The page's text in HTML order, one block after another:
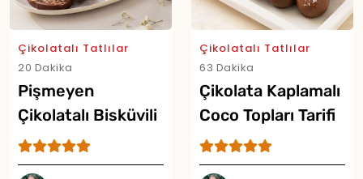
Çikolatalı Tatlılar
20 Dakika
Pişmeyen
Çikolatalı Bisküvili
Tatlı Tarifi
Çikolatalı Tatlılar
63 Dakika
Çikolata Kaplamalı
Coco Topları Tarifi